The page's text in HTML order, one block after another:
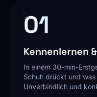
01
Kennenlernen
In einem 30-min-
Schuh drückt und
Unverbindlich und